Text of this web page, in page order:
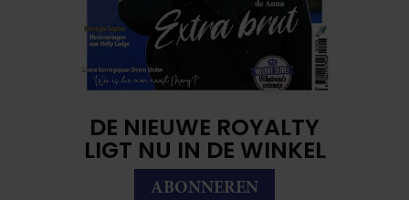
DE NIEUWE ROYALTY
LIGT NU IN DE WINKEL
ABONNEREN